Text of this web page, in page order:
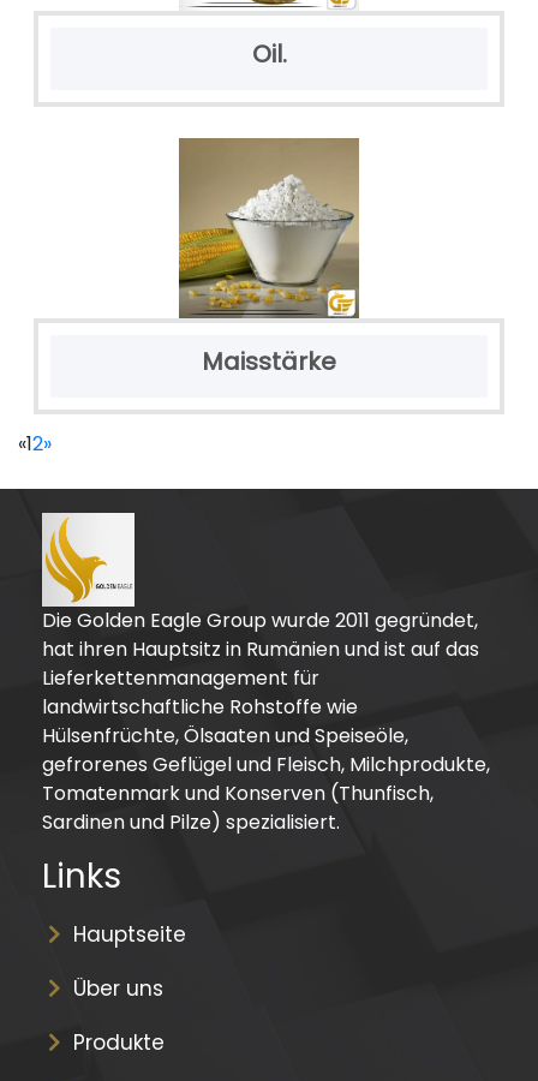
Oil.
Maisstärke
«12»
Die Golden Eagle Group wurde 2011 gegründet,
hat ihren Hauptsitz in Rumänien und ist auf das
Lieferkettenmanagement für
landwirtschaftliche Rohstoffe wie
Hülsenfrüchte, Ölsaaten und Speiseöle,
gefrorenes Geflügel und Fleisch, Milchprodukte,
Tomatenmark und Konserven (Thunfisch,
Sardinen und Pilze) spezialisiert.
Links
Hauptseite
Über uns
Produkte